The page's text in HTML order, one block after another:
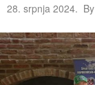
28. srpnja 2024. By